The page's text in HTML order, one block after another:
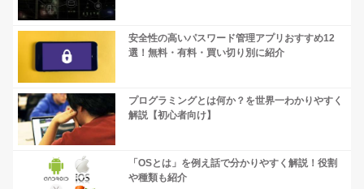
安全性の高いパスワード管理アプリおすすめ12
選！無料・有料・買い切り別に紹介
プログラミングとは何か？を世界一わかりやすく
解説【初心者向け】
「OSとは」を例え話で分かりやすく解説！役割
や種類も紹介